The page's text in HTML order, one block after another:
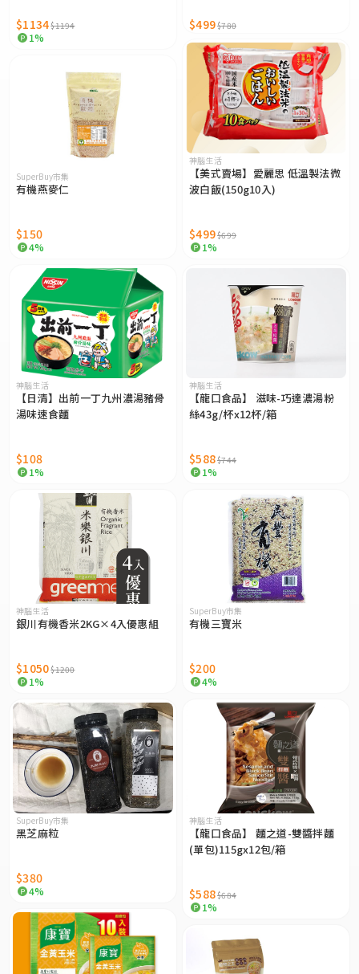
$1134$1194
1%
$499$780
神腦生活
【美式賣場】愛麗思 低溫製法微
波白飯(150g10入)
$499$699
1%
SuperBuy市集
有機燕麥仁
$150
4%
神腦生活
【日清】出前一丁九州濃湯豬骨
湯味速食麵
$108
1%
神腦生活
【龍口食品】 滋味-巧達濃湯粉
絲43g/杯x12杯/箱
$588$744
1%
神腦生活
銀川有機香米2KG×4入優惠組
$1050$1200
1%
SuperBuy市集
有機三寶米
$200
4%
SuperBuy市集
黑芝麻粒
$380
4%
神腦生活
【龍口食品】 麵之道-雙醬拌麵
(單包)115gx12包/箱
$588$684
1%